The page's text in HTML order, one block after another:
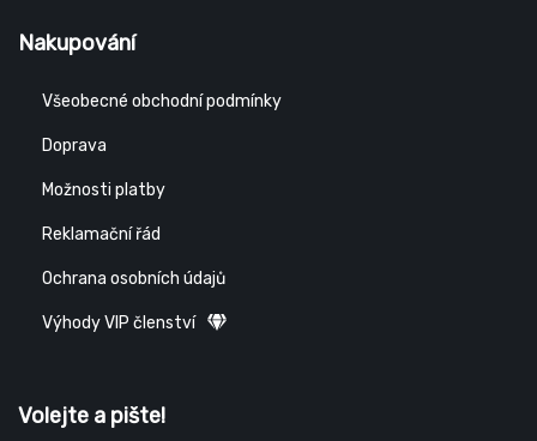
Nakupování
Všeobecné obchodní podmínky
Doprava
Možnosti platby
Reklamační řád
Ochrana osobních údajů
Výhody VIP členství
Volejte a pište!